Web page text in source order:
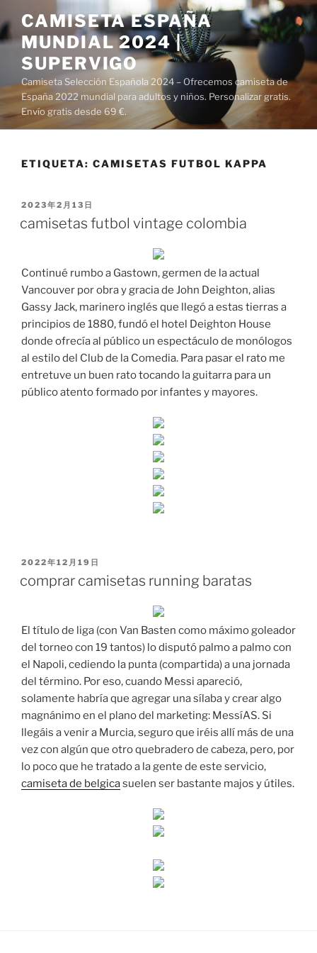
al
contenido
CAMISETA ESPAÑA
MUNDIAL 2024 |
SUPERVIGO
Camiseta Selección Española 2024 – Ofrecemos camiseta de
España 2022 mundial para adultos y niños. Personalizar gratis.
Envío gratis desde 69 €.
ETIQUETA: CAMISETAS FUTBOL KAPPA
PUBLICADO
2023年2月13日
camisetas futbol vintage colombia
Continué rumbo a Gastown, germen de la actual
Vancouver por obra y gracia de John Deighton, alias
Gassy Jack, marinero inglés que llegó a estas tierras a
principios de 1880, fundó el hotel Deighton House
donde ofrecía al público un espectáculo de monólogos
al estilo del Club de la Comedia. Para pasar el rato me
entretuve un buen rato tocando la guitarra para un
público atento formado por infantes y mayores.
PUBLICADO
2022年12月19日
comprar camisetas running baratas
El título de liga (con Van Basten como máximo goleador
del torneo con 19 tantos) lo disputó palmo a palmo con
el Napoli, cediendo la punta (compartida) a una jornada
del término. Por eso, cuando Messi apareció,
solamente habría que agregar una sílaba y crear algo
magnánimo en el plano del marketing: MessíAS. Si
llegáis a venir a Murcia, seguro que iréis allí más de una
vez con algún que otro quebradero de cabeza, pero, por
lo poco que he tratado a la gente de este servicio,
camiseta de belgicasuelen ser bastante majos y útiles.